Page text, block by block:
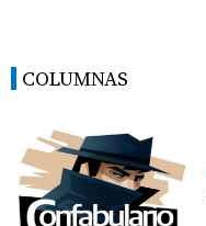
COLUMNAS